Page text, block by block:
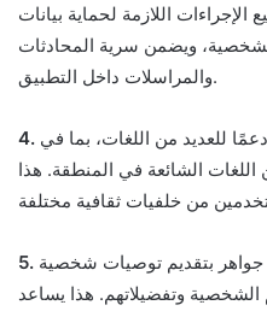
الإجراءات اللازمة لحماية بيانات
ويضمن سرية المحادثات
والمراسلات داخل التطبيق.
للعديد من اللغات، بما في
اللغات الشائعة في المنطقة. هذا
جواهر بتقديم توصيات شخصية
الشخصية وتفضيلاتهم. هذا يساعد